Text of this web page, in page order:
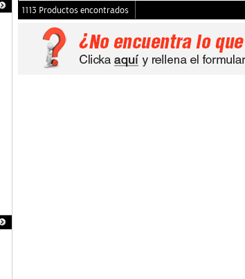
1113 Productos encontrados